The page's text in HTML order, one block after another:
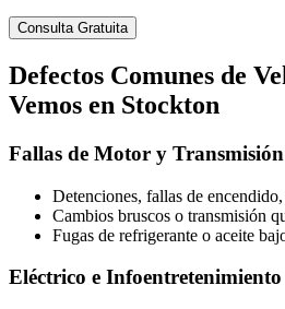
Consulta Gratuita
Defectos Comunes de
Vemos en Stockton
Fallas de Motor y Transmisión
Detenciones, fallas de
Cambios bruscos o transmisión
Fugas de refrigerante o aceite
Eléctrico e Infoentretenimiento